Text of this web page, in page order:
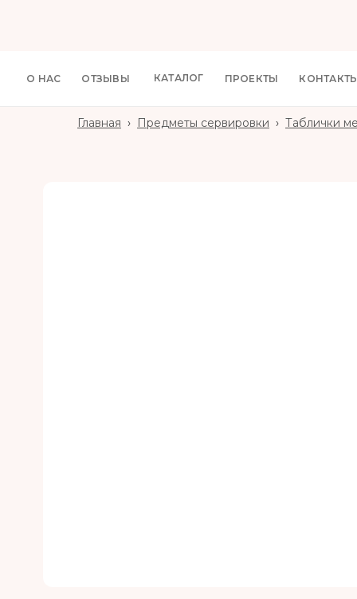
О НАС ОТЗЫВЫ КАТАЛОГ ПРОЕКТЫ
Главная › Предметы сервировки › Таблички